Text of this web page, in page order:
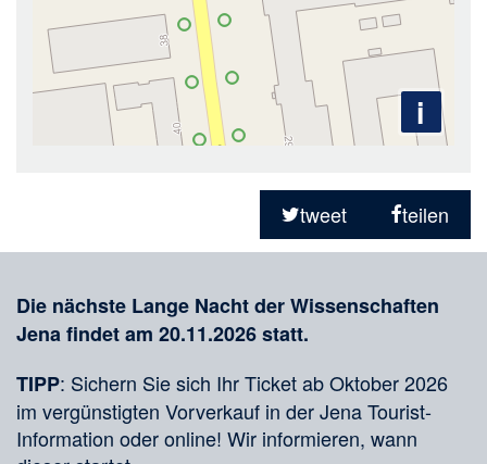
i
tweet
teilen
Die nächste Lange Nacht der Wissenschaften
Jena findet am 20.11.2026 statt.
TIPP: Sichern Sie sich Ihr Ticket ab Oktober 2026
im vergünstigten Vorverkauf in der Jena Tourist-
Information oder online! Wir informieren, wann